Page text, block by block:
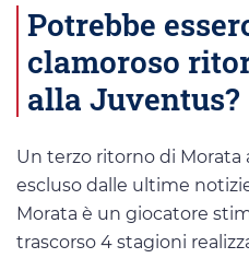
Potrebbe
clamoroso
alla Juventus?
Un terzo ritorno di Morata
escluso dalle ultime
Morata è un giocatore
trascorso 4 stagioni